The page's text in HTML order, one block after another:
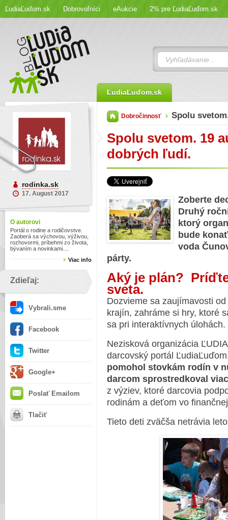
ĽudiaĽuďom.sk Dobrovoľníci eAukcie 2% pre ĽudiaĽuďom.sk
ĽudiaĽuďom.sk
rodinka.sk
17. August 2017
O autorovi
Portál o rodine a rodičovstve.
Zaoberá sa výchovou, výživou,
rozhovormi, príbehmi zo života,
bývaním a novinkami....
Viac info
Zdieľaj:
Vybrali.sme
Facebook
Twitter
Google+
Poslať Emailom
Tlačiť
Dobročinnosť Spolu
Spolu svetom. 19
dobrých ľudí.
Zoberte
Druhý
ktorý
bude
voda
párty.
Aký je plán?
sveta.
Dozvieme sa zaujímavosti
krajín, zahráme si hry, ktoré
sa pri interaktívnych úlohách.
Nezisková organizácia
darcovský portál
pomohol stovkám rodín v
darcom sprostredkoval
z výziev, ktoré darcovia
rodinám a deťom vo
Tieto deti zväčša netrávia